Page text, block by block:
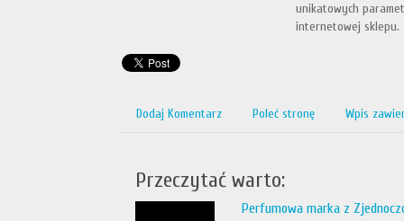
unikatowych
internetowej sklepu.
Dodaj Komentarz Poleć stronę Wpis
Przeczytać warto:
Perfumowa marka z